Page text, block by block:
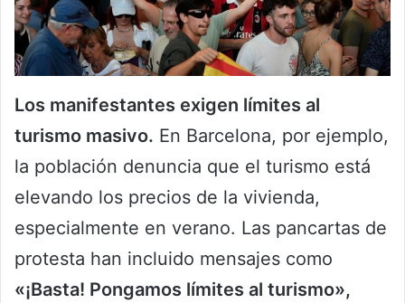
Los manifestantes exigen límites al
turismo masivo. En Barcelona, por ejemplo,
la población denuncia que el turismo está
elevando los precios de la vivienda,
especialmente en verano. Las pancartas de
protesta han incluido mensajes como
«¡Basta! Pongamos límites al turismo»,